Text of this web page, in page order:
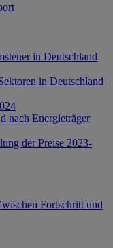
in Deutschland
in Deutschland
nach Energieträger
der Preise 2023-
Fortschritt und